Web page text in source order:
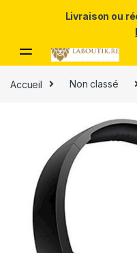
puissance et l'élégance du
Accueil Non classé
Livraison ou